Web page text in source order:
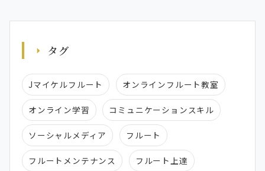
タグ
Jマイケルフルート オンラインフルート教室
オンライン学習 コミュニケーションスキル
ソーシャルメディア フルート
フルートメンテナンス フルート上達